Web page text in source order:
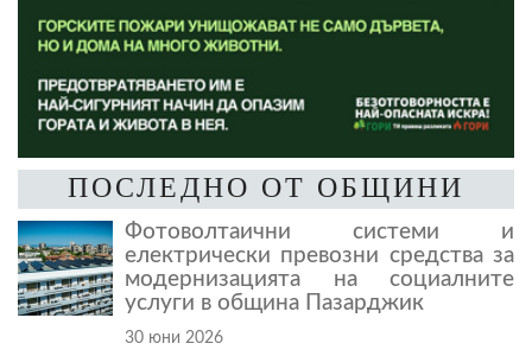
ПОСЛЕДНО ОТ ОБЩИНИ
Фотоволтаични системи и
електрически превозни средства за
модернизацията на социалните
услуги в община Пазарджик
30 юни 2026